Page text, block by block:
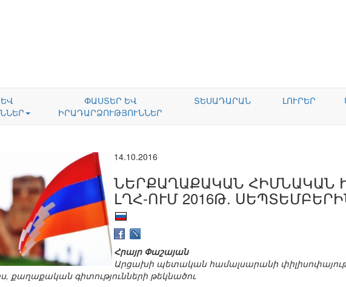
ՓԱՍՏԵՐ ԵՎ
ԻՐԱԴԱՐՁՈՒԹՅՈՒՆՆԵՐ
ՏԵՍԱԴԱՐԱՆ ԼՈՒՐԵՐ
14.10.2016
ՆԵՐՔԱՂԱՔԱԿԱՆ ՀԻՄՆԱԿԱՆ
ԼՂՀ-ՈՒՄ 2016Թ.
Հրայր Փաշայան
Արցախի պետական համալսարանի
քաղաքական գիտությունների թեկնածու